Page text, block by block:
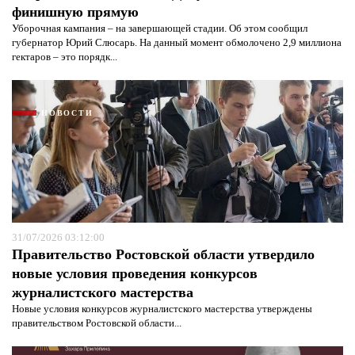
финишную прямую
Уборочная кампания – на завершающей стадии. Об этом сообщил
губернатор Юрий Слюсарь. На данный момент обмолочено 2,9 миллиона
гектаров – это порядк...
НОВОСТИ
31/07/2026 03:12:00
Правительство Ростовской области утвердило
новые условия проведения конкурсов
журналистского мастерства
Новые условия конкурсов журналистского мастерства утверждены
правительством Ростовской области...